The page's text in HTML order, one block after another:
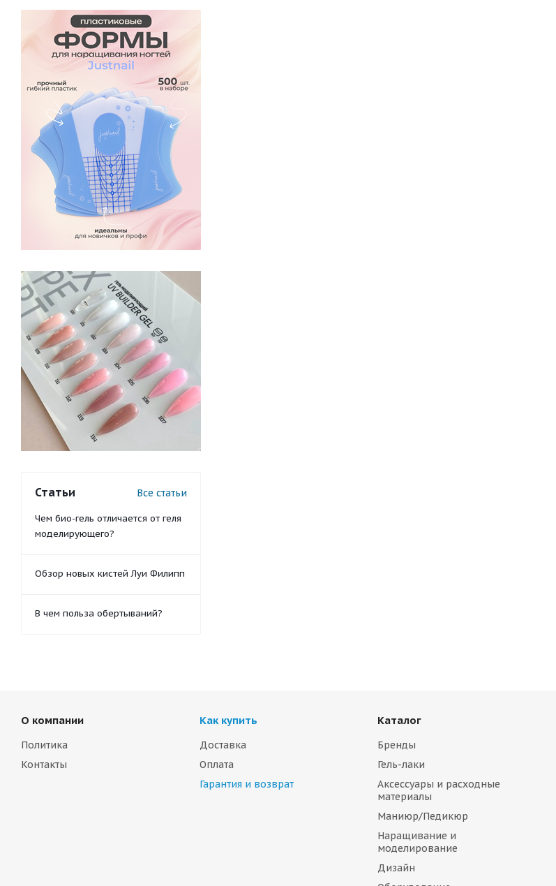
Статьи Все статьи
Чем био-гель отличается от геля
моделирующего?
Обзор новых кистей Луи Филипп
В чем польза обертываний?
О компании
Политика
Контакты
Как купить
Доставка
Оплата
Гарантия и возврат
Каталог
Бренды
Гель-лаки
Аксессуары и расходные
материалы
Маниюр/Педикюр
Наращивание и
моделирование
Дизайн